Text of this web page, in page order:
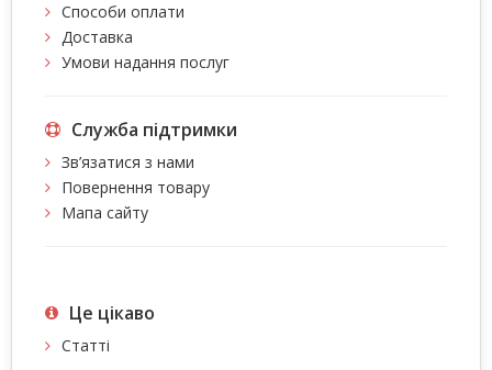
Способи оплати
Доставка
Умови надання послуг
Служба підтримки
Зв’язатися з нами
Повернення товару
Мапа сайту
Це цiкаво
Статті